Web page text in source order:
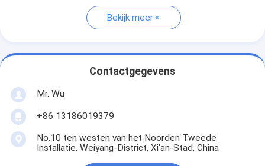
Bekijk meer
Contactgegevens
Mr. Wu
+86 13186019379
No.10 ten westen van het Noorden Tweede
Installatie, Weiyang-District, Xi'an-Stad, China